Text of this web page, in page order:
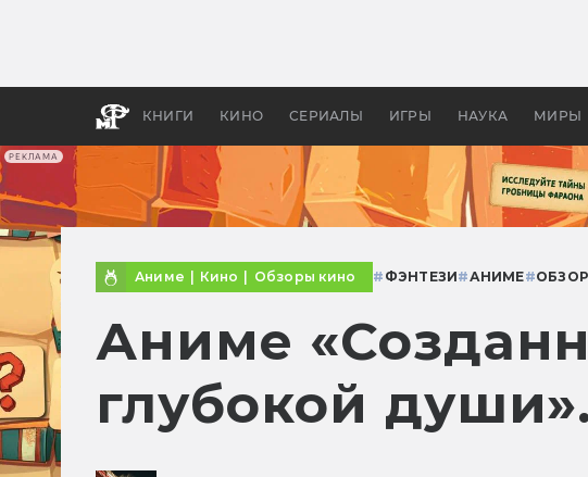
РЕКЛАМА
КНИГИ КИНО СЕРИАЛЫ ИГРЫ НАУКА МИРЫ
апокалипсис, в
Аниме Кино Обзоры кино # ФЭНТЕЗИ#АНИМЕ#
Аниме
глубокой